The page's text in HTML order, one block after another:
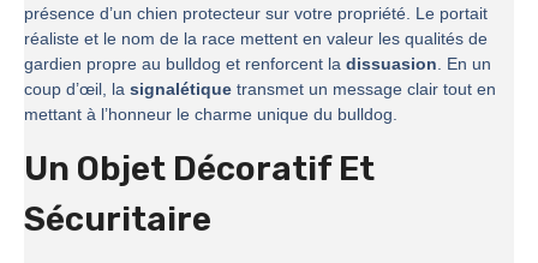
présence d’un chien protecteur sur votre propriété. Le portait
réaliste et le nom de la race mettent en valeur les qualités de
gardien propre au bulldog et renforcent la dissuasion. En un
coup d’œil, la signalétique transmet un message clair tout en
mettant à l’honneur le charme unique du bulldog.
Un Objet Décoratif Et
Sécuritaire